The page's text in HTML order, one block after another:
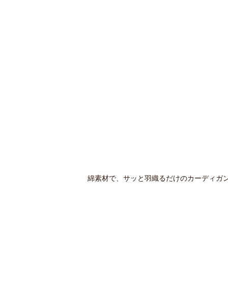
綿素材で、サッと羽織るだけのカーディガン